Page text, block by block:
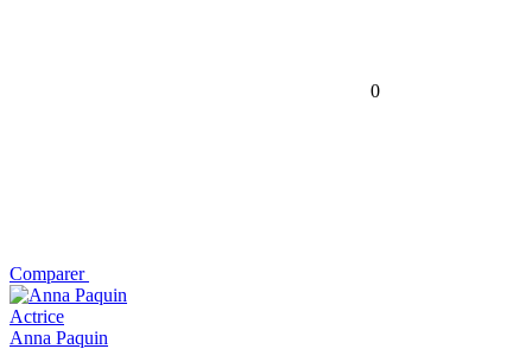
0
Comparer
Actrice
Anna Paquin